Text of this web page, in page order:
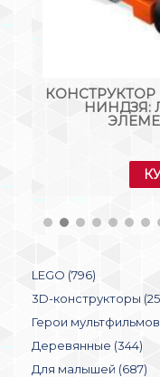
КОНСТРУКТОР
НИНДЗЯ:
LEGO (796)
3D-конструкторы
Герои мультфильмов
Деревянные (344)
Для малышей (687)